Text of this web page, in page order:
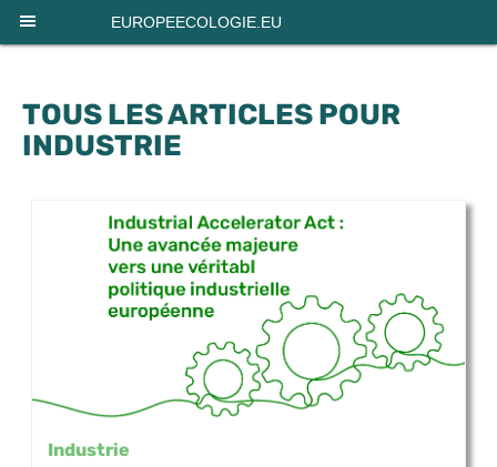
EUROPEECOLOGIE.EU
TOUS LES ARTICLES POUR
INDUSTRIE
Industrie